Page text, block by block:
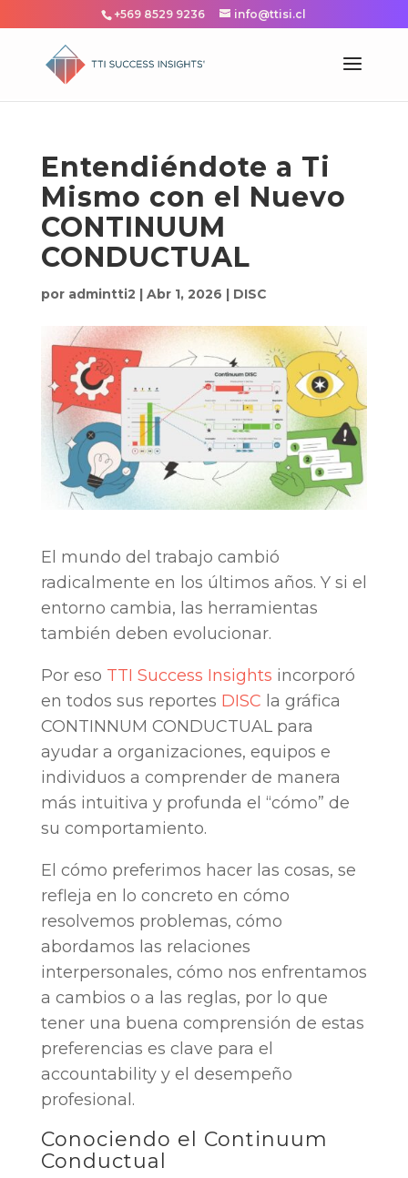
+569 8529 9236 info@ttisi.cl
Entendiéndote a Ti
Mismo con el Nuevo
CONTINUUM
CONDUCTUAL
por admintti2 | Abr 1, 2026 | DISC
El mundo del trabajo cambió
radicalmente en los últimos años. Y si el
entorno cambia, las herramientas
también deben evolucionar.
Por eso TTI Success Insights incorporó
en todos sus reportes DISC la gráfica
CONTINNUM CONDUCTUAL para
ayudar a organizaciones, equipos e
individuos a comprender de manera
más intuitiva y profunda el “cómo” de
su comportamiento.
El cómo preferimos hacer las cosas, se
refleja en lo concreto en cómo
resolvemos problemas, cómo
abordamos las relaciones
interpersonales, cómo nos enfrentamos
a cambios o a las reglas, por lo que
tener una buena comprensión de estas
preferencias es clave para el
accountability y el desempeño
profesional.
Conociendo el Continuum
Conductual